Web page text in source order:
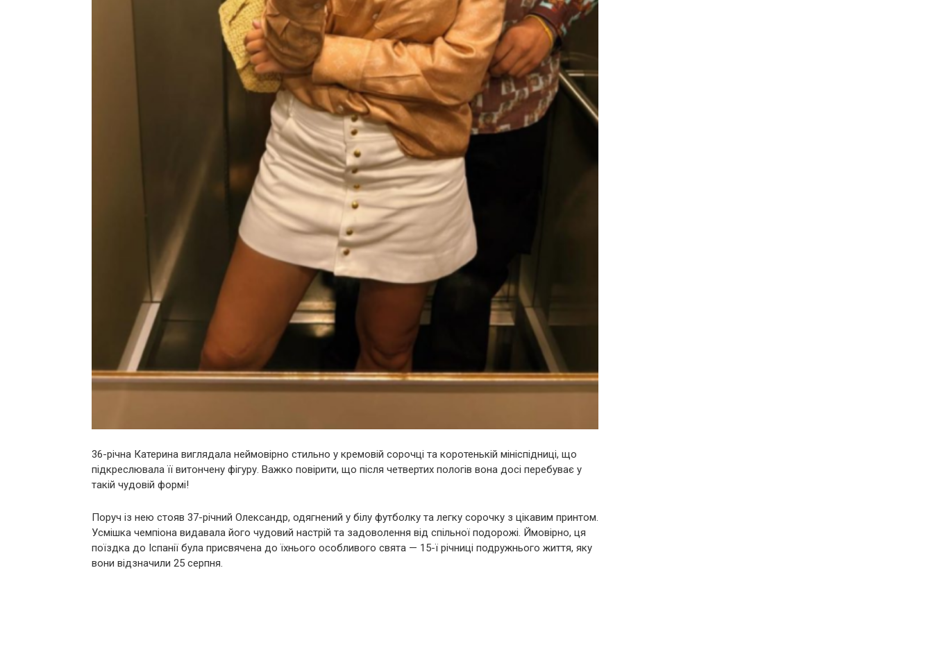
36-річна Катерина виглядала неймовірно стильно у кремовій сорочці та коротенькій мініспідниці, що
підкреслювала її витончену фігуру. Важко повірити, що після четвертих пологів вона досі перебуває у
такій чудовій формі!
Поруч із нею стояв 37-річний Олександр, одягнений у білу футболку та легку сорочку з цікавим принтом.
Усмішка чемпіона видавала його чудовий настрій та задоволення від спільної подорожі. Ймовірно, ця
поїздка до Іспанії була присвячена до їхнього особливого свята — 15-ї річниці подружнього життя, яку
вони відзначили 25 серпня.